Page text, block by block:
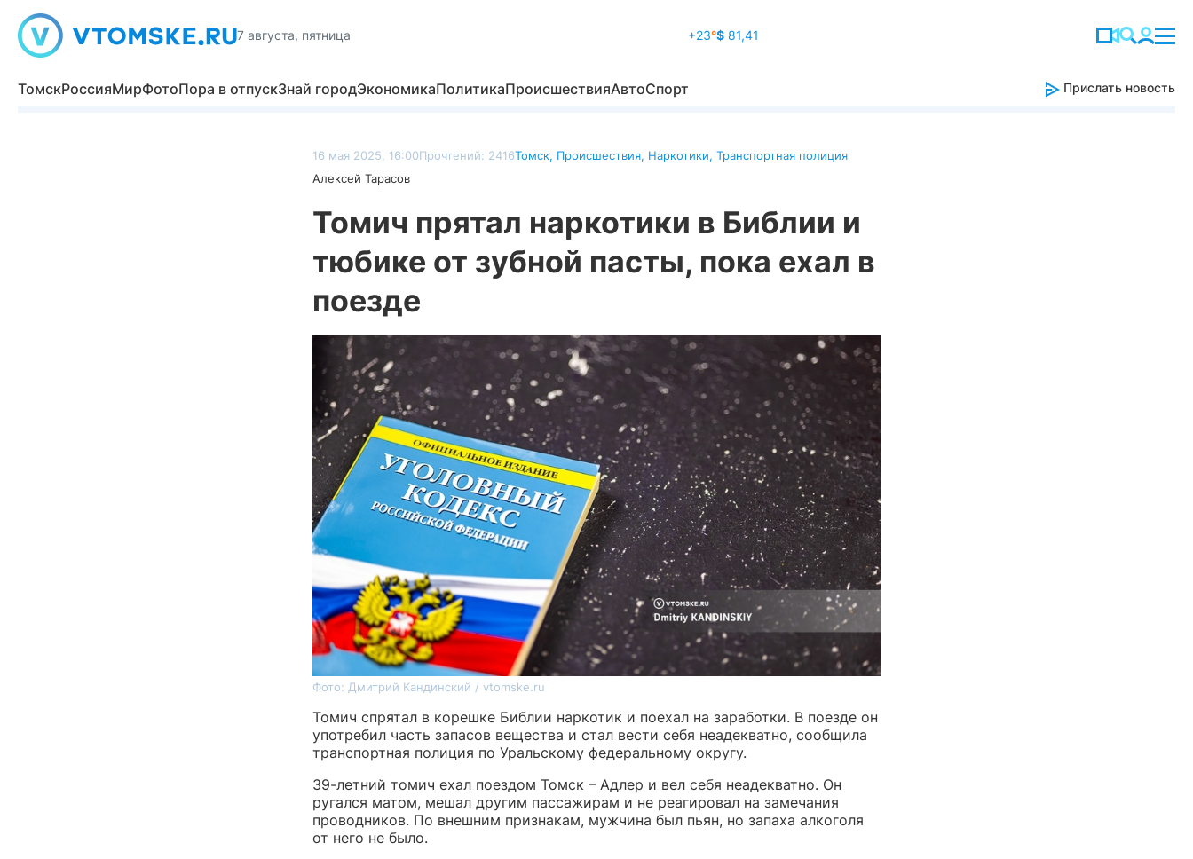
7 августа, пятница +23°$ 81,41
ТомскРоссияМирФотоПора в отпускЗнай городЭкономикаПолитикаПроисшествияАвтоСпорт Прислать новость
16 мая 2025, 16:00Прочтений: 2416Томск, Происшествия, Наркотики, Транспортная полиция
Алексей Тарасов
Томич прятал наркотики в Библии и
тюбике от зубной пасты, пока ехал в
поезде
Фото: Дмитрий Кандинский / vtomske.ru
Томич спрятал в корешке Библии наркотик и поехал на заработки. В поезде он
употребил часть запасов вещества и стал вести себя неадекватно, сообщила
транспортная полиция по Уральскому федеральному округу.
39-летний томич ехал поездом Томск – Адлер и вел себя неадекватно. Он
ругался матом, мешал другим пассажирам и не реагировал на замечания
проводников. По внешним признакам, мужчина был пьян, но запаха алкоголя
от него не было.